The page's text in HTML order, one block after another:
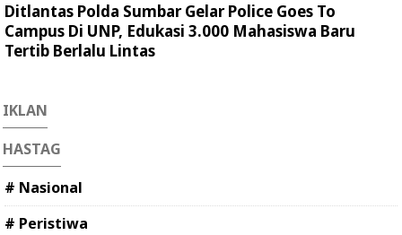
Ditlantas Polda Sumbar Gelar Police Goes To
Campus Di UNP, Edukasi 3.000 Mahasiswa Baru
Tertib Berlalu Lintas
IKLAN
HASTAG
# Nasional
# Peristiwa